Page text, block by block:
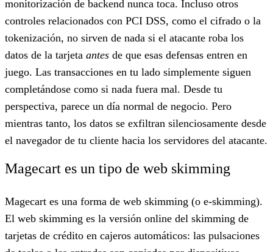
monitorización de backend nunca toca. Incluso otros
controles relacionados con PCI DSS, como el cifrado o la
tokenización, no sirven de nada si el atacante roba los
datos de la tarjeta antes de que esas defensas entren en
juego. Las transacciones en tu lado simplemente siguen
completándose como si nada fuera mal. Desde tu
perspectiva, parece un día normal de negocio. Pero
mientras tanto, los datos se exfiltran silenciosamente desde
el navegador de tu cliente hacia los servidores del atacante.
Magecart es un tipo de web skimming
Magecart es una forma de web skimming (o e-skimming).
El web skimming es la versión online del skimming de
tarjetas de crédito en cajeros automáticos: las pulsaciones